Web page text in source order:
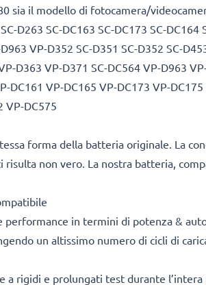
sia il modello di fotocamera/
D263 SC-DC163 SC-DC173 SC-DC164
VP-D352 SC-D351 SC-D352 SC-
D363 VP-D371 SC-DC564 VP-D963
VP-DC165 VP-DC173 VP-
VP-DC575
forma della batteria originale. La
non vero. La nostra batteria,
in termini di potenza &
un altissimo numero di cicli di
a rigidi e prolungati test durante